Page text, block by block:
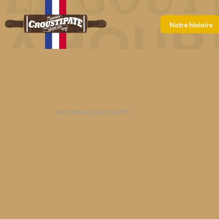
Notre histoire
RETOUR AUX ACTUALITÉS